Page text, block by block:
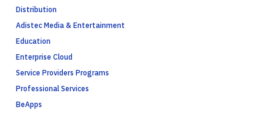
Distribution
Adistec Media & Entertainment
Education
Enterprise Cloud
Service Providers Programs
Professional Services
BeApps